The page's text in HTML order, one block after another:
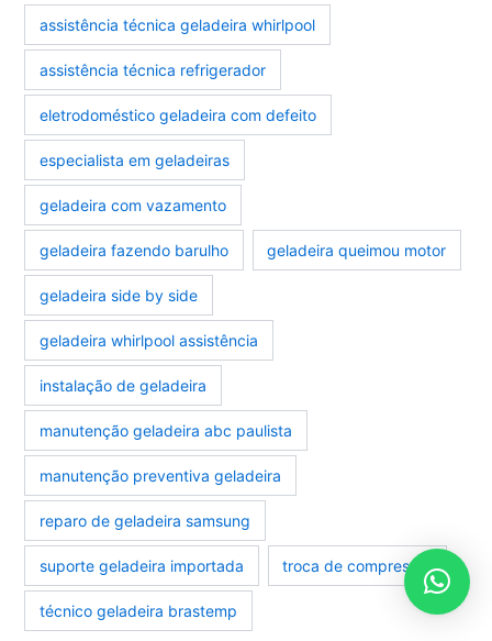
assistência técnica geladeira whirlpool
assistência técnica refrigerador
eletrodoméstico geladeira com defeito
especialista em geladeiras
geladeira com vazamento
geladeira fazendo barulho geladeira queimou motor
geladeira side by side
geladeira whirlpool assistência
instalação de geladeira
manutenção geladeira abc paulista
manutenção preventiva geladeira
reparo de geladeira samsung
suporte geladeira importada troca de compressor
técnico geladeira brastemp